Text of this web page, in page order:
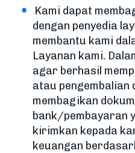
Kami dapat
dengan penyedia
membantu kami
Layanan kami.
agar berhasil
atau pengembalian
membagikan
bank/pembayaran
kirimkan kepada
keuangan